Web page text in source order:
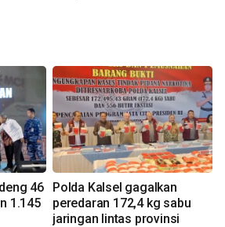
46
1.145
Polda Kalsel gagalkan
peredaran 172,4 kg sabu
jaringan lintas provinsi